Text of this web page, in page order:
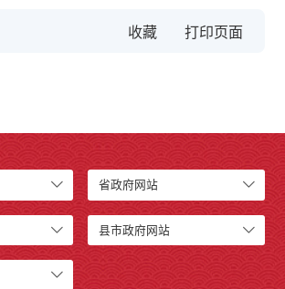
收藏
省政府网站
县市政府网站